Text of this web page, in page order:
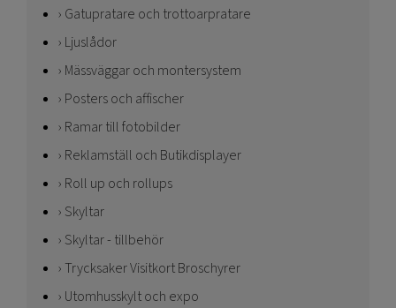
Gatupratare och trottoarpratare
Ljuslådor
Mässväggar och montersystem
Posters och affischer
Ramar till fotobilder
Reklamställ och Butikdisplayer
Roll up och rollups
Skyltar
Skyltar - tillbehör
Trycksaker Visitkort Broschyrer
Utomhusskylt och expo